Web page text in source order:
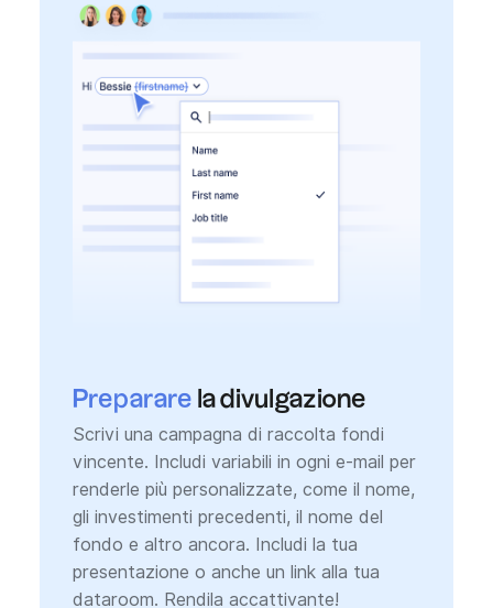
Preparare la divulgazione
Scrivi una campagna di raccolta fondi
vincente. Includi variabili in ogni e-mail per
renderle più personalizzate, come il nome,
gli investimenti precedenti, il nome del
fondo e altro ancora. Includi la tua
presentazione o anche un link alla tua
dataroom. Rendila accattivante!